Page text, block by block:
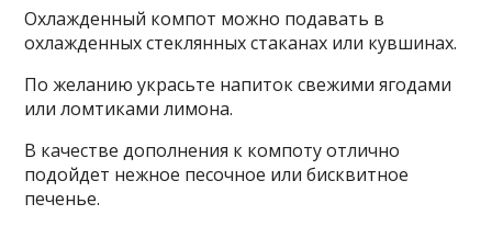
Охлажденный компот можно подавать в
охлажденных стеклянных стаканах или кувшинах.
По желанию украсьте напиток свежими ягодами
или ломтиками лимона.
В качестве дополнения к компоту отлично
подойдет нежное песочное или бисквитное
печенье.